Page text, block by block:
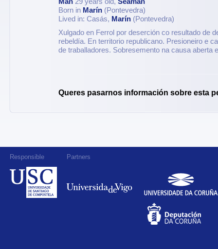
Born in Marín (Pontevedra)
Lived in: Casás, Marín (Pontevedra)
Xulgado en Ferrol por deserción co resultado de
rebeldía. En territorio republicano. Presioneiro e
de traballadores. Sobresemento na causa aberta
Queres pasarnos información sobre esta
Responsible Partners